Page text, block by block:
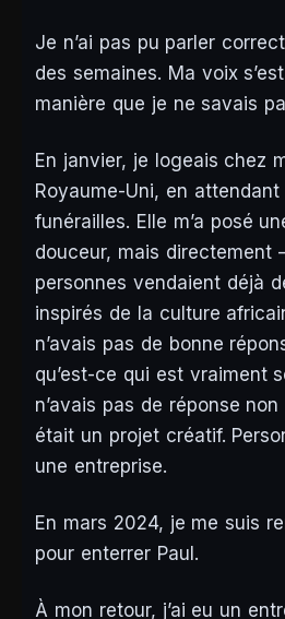
Je n’ai pas pu parler
des semaines. Ma voix
manière que je ne savais
En janvier, je logeais chez
Royaume-Uni, en
funérailles. Elle m’a posé
douceur, mais directement
personnes vendaient déjà
inspirés de la culture
n’avais pas de bonne
qu’est-ce qui est vraiment
n’avais pas de réponse
était un projet créatif.
une entreprise.
En mars 2024, je me suis
pour enterrer Paul.
À mon retour, j’ai eu un